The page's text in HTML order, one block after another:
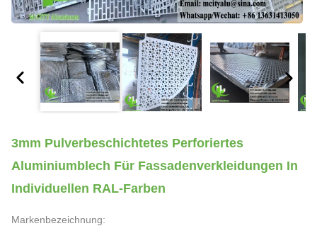
3mm Pulverbeschichtetes Perforiertes
Aluminiumblech Für Fassadenverkleidungen In
Individuellen RAL-Farben
Markenbezeichnung: